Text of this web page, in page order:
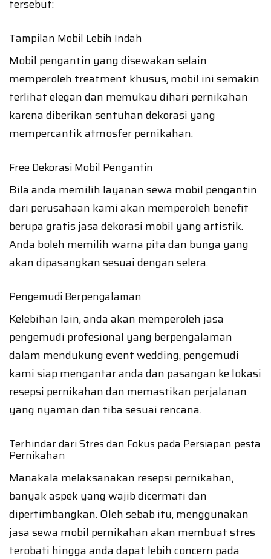
tersebut:
Tampilan Mobil Lebih Indah
Mobil pengantin yang disewakan selain
memperoleh treatment khusus, mobil ini semakin
terlihat elegan dan memukau dihari pernikahan
karena diberikan sentuhan dekorasi yang
mempercantik atmosfer pernikahan.
Free Dekorasi Mobil Pengantin
Bila anda memilih layanan sewa mobil pengantin
dari perusahaan kami akan memperoleh benefit
berupa gratis jasa dekorasi mobil yang artistik.
Anda boleh memilih warna pita dan bunga yang
akan dipasangkan sesuai dengan selera.
Pengemudi Berpengalaman
Kelebihan lain, anda akan memperoleh jasa
pengemudi profesional yang berpengalaman
dalam mendukung event wedding, pengemudi
kami siap mengantar anda dan pasangan ke lokasi
resepsi pernikahan dan memastikan perjalanan
yang nyaman dan tiba sesuai rencana.
Terhindar dari Stres dan Fokus pada Persiapan pesta
Pernikahan
Manakala melaksanakan resepsi pernikahan,
banyak aspek yang wajib dicermati dan
dipertimbangkan. Oleh sebab itu, menggunakan
jasa sewa mobil pernikahan akan membuat stres
terobati hingga anda dapat lebih concern pada